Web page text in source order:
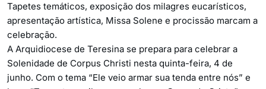
Tapetes temáticos, exposição dos milagres eucarísticos,
apresentação artística, Missa Solene e procissão marcam a
celebração.
A Arquidiocese de Teresina se prepara para celebrar a
Solenidade de Corpus Christi nesta quinta-feira, 4 de
junho. Com o tema “Ele veio armar sua tenda entre nós” e